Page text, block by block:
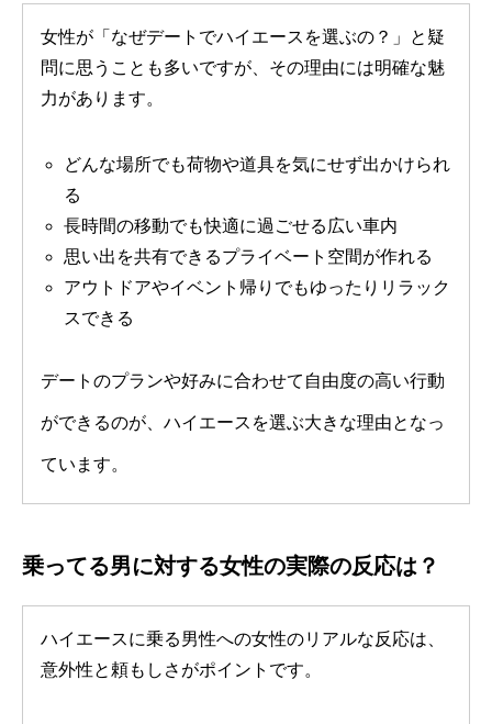
女性が「なぜデートでハイエースを選ぶの？」と疑
問に思うことも多いですが、その理由には明確な魅
力があります。
どんな場所でも荷物や道具を気にせず出かけられ
る
長時間の移動でも快適に過ごせる広い車内
思い出を共有できるプライベート空間が作れる
アウトドアやイベント帰りでもゆったりリラック
スできる
デートのプランや好みに合わせて自由度の高い行動
ができるのが、ハイエースを選ぶ大きな理由となっ
ています。
乗ってる男に対する女性の実際の反応は？
ハイエースに乗る男性への女性のリアルな反応は、
意外性と頼もしさがポイントです。